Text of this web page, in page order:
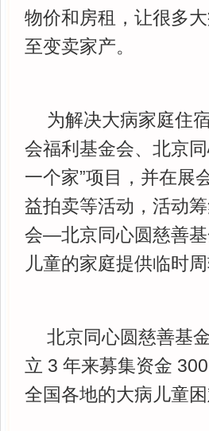
物价和房租，让很多
至变卖家产。
为解决大病家庭住
会福利基金会、北京
一个家”项目，并在展
益拍卖等活动，活动
会—北京同心圆慈善基
儿童的家庭提供临时周
北京同心圆慈善基
立 3 年来募集资金
全国各地的大病儿童